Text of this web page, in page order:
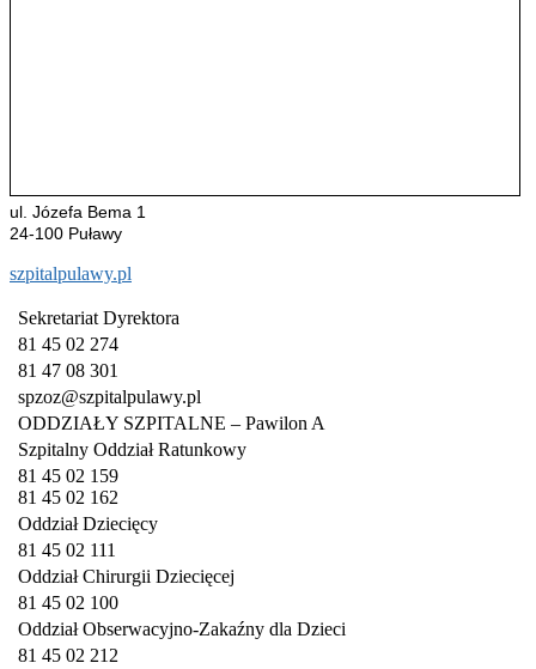
ul. Józefa Bema 1
24-100 Puławy
szpitalpulawy.pl
Sekretariat Dyrektora
81 45 02 274
81 47 08 301
spzoz@szpitalpulawy.pl
ODDZIAŁY SZPITALNE – Pawilon A
Szpitalny Oddział Ratunkowy
81 45 02 159
81 45 02 162
Oddział Dziecięcy
81 45 02 111
Oddział Chirurgii Dziecięcej
81 45 02 100
Oddział Obserwacyjno-Zakaźny dla Dzieci
81 45 02 212